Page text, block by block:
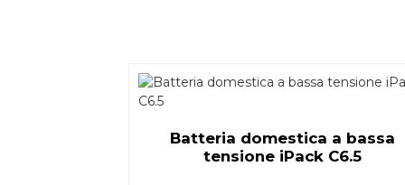
Batteria domestica a bassa
tensione iPack C6.5